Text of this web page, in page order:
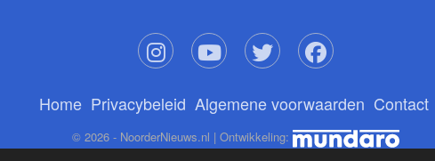
Home Privacybeleid Algemene voorwaarden Contact
© 2026 - NoorderNieuws.nl | Ontwikkeling: